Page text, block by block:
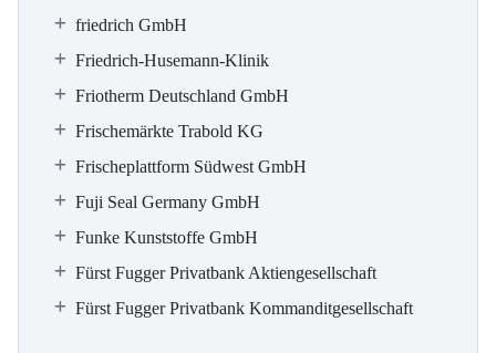
friedrich GmbH
Friedrich-Husemann-Klinik
Friotherm Deutschland GmbH
Frischemärkte Trabold KG
Frischeplattform Südwest GmbH
Fuji Seal Germany GmbH
Funke Kunststoffe GmbH
Fürst Fugger Privatbank Aktiengesellschaft
Fürst Fugger Privatbank Kommanditgesellschaft